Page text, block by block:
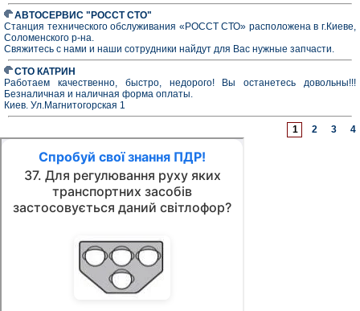
АВТОСЕРВИС "РОССТ СТО"
Станция технического обслуживания «РОССТ СТО» расположена в г.Киеве,
Соломенского р-на.
Свяжитесь с нами и наши сотрудники найдут для Вас нужные запчасти.
СТО КАТРИН
Работаем качественно, быстро, недорого! Вы останетесь довольны!!!
Безналичная и наличная форма оплаты.
Киев. Ул.Магнитогорская 1
1 2 3 4